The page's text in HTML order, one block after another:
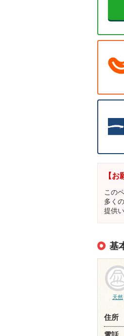
【お
この
多く
提供
基
天然
住所